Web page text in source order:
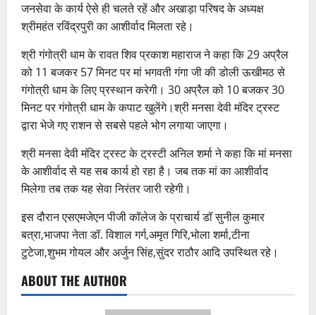
जनसेवा के कार्य ऐसे ही चलते रहें और अखाड़ा परिषद के अध्यक्ष
श्रीमहंत रविंद्रपुरी का आशीर्वाद मिलता रहे।
श्री गंगोत्री धाम के रावत शिव प्रकाश महाराज ने कहा कि 29 अप्रैल
को 11 बजकर 57 मिनट पर मां भगवती गंगा जी की डोली ऊखीमठ से
गंगोत्री धाम के लिए प्रस्थान करेगी। 30 अप्रैल को 10 बजकर 30
मिनट पर गंगोत्री धाम के कपाट खुलेंगे।श्री मनसा देवी मंदिर ट्रस्ट
द्वारा भेजे गए राशन से सबसे पहले भोग लगाया जाएगा।
श्री मनसा देवी मंदिर ट्रस्ट के ट्रस्टी अनिल शर्मा ने कहा कि मां मनसा
के आशीर्वाद से यह सब कार्य हो रहा है। जब तक मां का आशीर्वाद
मिलेगा तब तक यह सेवा निरंतर जारी रहेगी।
इस दौरान एसएमजेएन पीजी कॉलेज के प्राचार्य डॉ सुनील कुमार
बत्रा,भाजपा नेता डॉ. विशाल गर्ग,अमृत गिरि,भोला शर्मा,टीना
टुटेजा,शुभम गोयल और अर्जुन सिंह,सुंदर राठौर आदि उपस्थित रहे।
ABOUT THE AUTHOR